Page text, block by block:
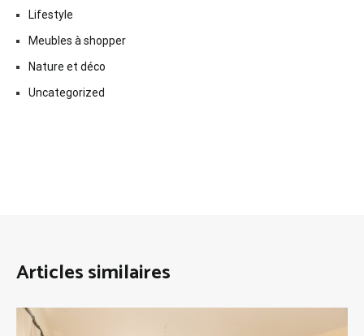
Lifestyle
Meubles à shopper
Nature et déco
Uncategorized
Articles similaires